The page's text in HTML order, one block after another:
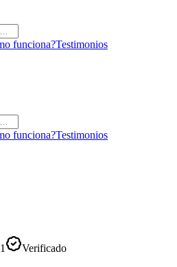
funciona?Testimonios
funciona?Testimonios
Verificado